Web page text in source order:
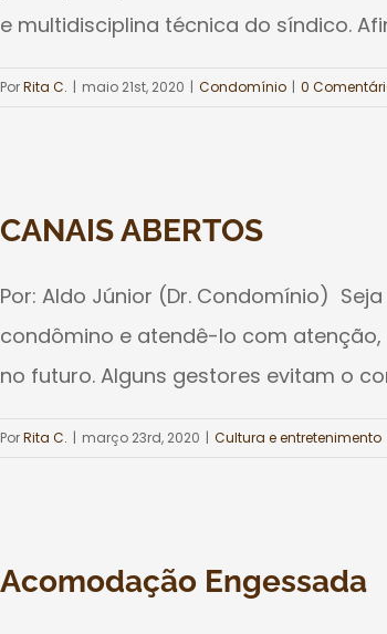
e multidisciplina técnica do síndico.
PorRita C. | maio 21st, 2020 | Condomínio | 0
CANAIS ABERTOS
Por: Aldo Júnior (Dr. Condomínio)
condômino e atendê-lo com
no futuro. Alguns gestores evitam o
PorRita C. | março 23rd, 2020 | Cultura e entretenimento‎
Acomodação Engessada